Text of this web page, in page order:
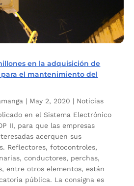
en la adquisición de
el mantenimiento del
| May 2, 2020 | Noticias
en el Sistema Electrónico
II, para que las empresas
acerquen sus
Reflectores, fotocontroles,
conductores, perchas,
entre otros elementos, están
pública. La consigna es